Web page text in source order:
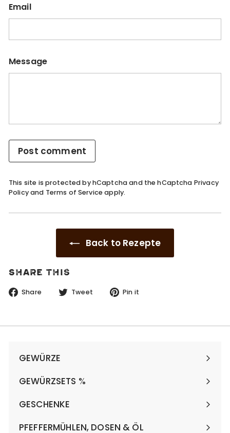
Email
Message
Post comment
This site is protected by hCaptcha and the hCaptcha Privacy
Policyand Terms of Serviceapply.
Back to Rezepte
Share this
Share
ShareTweet
TweetPin it
GEWÜRZE
Expand
submenu
GEWÜRZSETS %
Expand
submenu
GESCHENKE
Expand
submenu
PFEFFERMÜHLEN, DOSEN & ÖL